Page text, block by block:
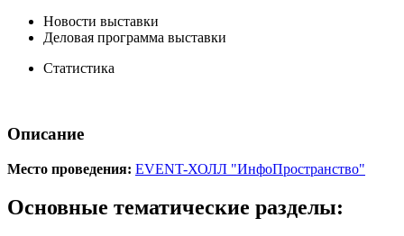
Новости выставки
Деловая программа выставки
Статистика
Описание
Место проведения: EVENT-ХОЛЛ "ИнфоПространство"
Основные тематические разделы: